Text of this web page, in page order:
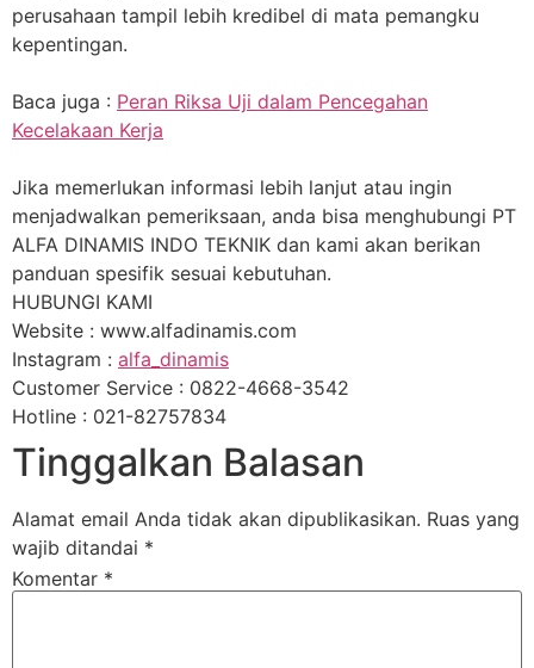
perusahaan tampil lebih kredibel di mata pemangku
kepentingan.
Baca juga : Peran Riksa Uji dalam Pencegahan
Kecelakaan Kerja
Jika memerlukan informasi lebih lanjut atau ingin
menjadwalkan pemeriksaan, anda bisa menghubungi PT
ALFA DINAMIS INDO TEKNIK dan kami akan berikan
panduan spesifik sesuai kebutuhan.
HUBUNGI KAMI
Website : www.alfadinamis.com
Instagram : alfa_dinamis
Customer Service : 0822-4668-3542
Hotline : 021-82757834
Tinggalkan Balasan
Alamat email Anda tidak akan dipublikasikan. Ruas yang
wajib ditandai *
Komentar *